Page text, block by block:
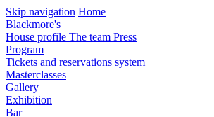
Skip navigation Home
Blackmore's
House profile The team Press
Program
Tickets and reservations system
Masterclasses
Gallery
Exhibition
Bar